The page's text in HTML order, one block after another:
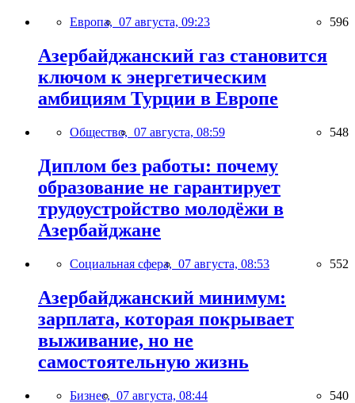
Европа, 07 августа, 09:23 596
Азербайджанский газ становится
ключом к энергетическим
амбициям Турции в Европе
Общество, 07 августа, 08:59 548
Диплом без работы: почему
образование не гарантирует
трудоустройство молодёжи в
Азербайджане
Социальная сфера, 07 августа, 08:53 552
Азербайджанский минимум:
зарплата, которая покрывает
выживание, но не
самостоятельную жизнь
Бизнес, 07 августа, 08:44 540